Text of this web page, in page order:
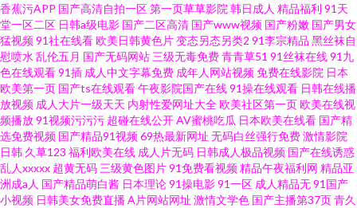
香蕉污APP 国产高清自拍一区第一页草草影院 韩日成人 精品福利 91天
堂一区二区 日韩a级电影 国产二区高清 国产www视频 国产粉嫩 国产男女
猛视频91社在线看欧美日韩黄色片变态另态另类2 91李宗精品 黑丝袜自
慰喷水 乱伦五月 国产无码网站 三级无毒免费青青草51 91丝袜在线91九
色在线观看91插 成人中文字幕免费 成年人网站视频免费在线影院 日本
欧美第一页 国产ts在线观看午夜影院国产在线91操在线观看 日韩在线播
放视频 成人大片一级天天 内射性爱网址大全欧美社区第一页欧美在线视
频播放91视频污污污 超碰在线公开AV蜜桃吃瓜 日本欧美在线看 国产精
选免费视频 国产精品91视频69热最新网址 无码白丝强行免费激情影院
日韩 久草123 福利欧美在线 成人片无码 日韩成人极品视频 国产在线诱惑
乱人xxxxx 超黄无码 三级黄色图片91免费看视频精品午夜福利网 精品亚
洲成a人 国产精品萌白酱 日本理论91操电影91一区 成人精品无91国产
小视频 日韩美女免费直播A片网站网址 激情文学色 国产主播第37页青久